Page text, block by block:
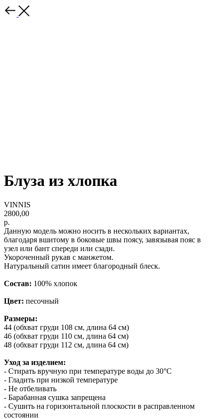
Блуза из хлопка
VINNIS
2800,00
р.
Данную модель можно носить в нескольких вариантах,
благодаря вшитому в боковые швы поясу, завязывая пояс в
узел или бант спереди или сзади.
Укороченный рукав с манжетом.
Натуральный сатин имеет благородный блеск.
Состав: 100% хлопок
Цвет: песочный
Размеры:
44 (обхват груди 108 см, длина 64 см)
46 (обхват груди 110 см, длина 64 см)
48 (обхват груди 112 см, длина 64 см)
Уход за изделием:
- Стирать вручную при температуре воды до 30°C
- Гладить при низкой температуре
- Не отбеливать
- Барабанная сушка запрещена
- Сушить на горизонтальной плоскости в расправленном
состоянии